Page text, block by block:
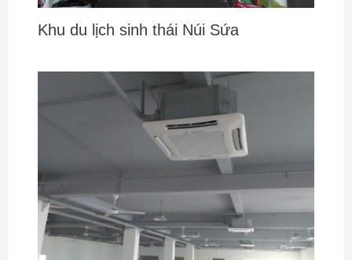
Khu du lịch sinh thái Núi Sứa